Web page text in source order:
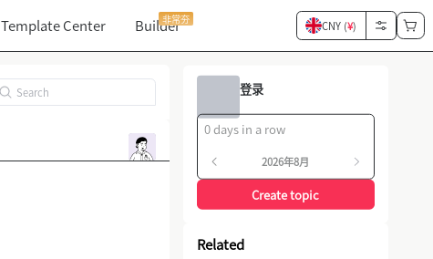
Template Center Builder
非常夯 CNY (¥)
登录
0 days in a row
2026年8月
Create topic
Related